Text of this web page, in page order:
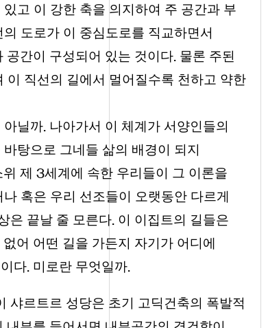
고 이 강한 축을 의지하여 주 공간과 부
도로가 이 중심도로를 직교하면서
간이 구성되어 있는 것이다.물론 주된
직선의 길에서 멀어질수록 천하고 약한
아닐까.나아가서 이 체계가 서양인들의
탕으로 그네들 삶의 배경이 되지
제 3세계에 속한 우리들이 그 이론을
혹은 우리 선조들이 오랫동안 다르게
은 끝날 줄 모른다.이 이집트의 길들은
어 어떤 길을 가든지 자기가 어디에
다.미로란 무엇일까.
샤르트르 성당은 초기 고딕건축의 폭발적